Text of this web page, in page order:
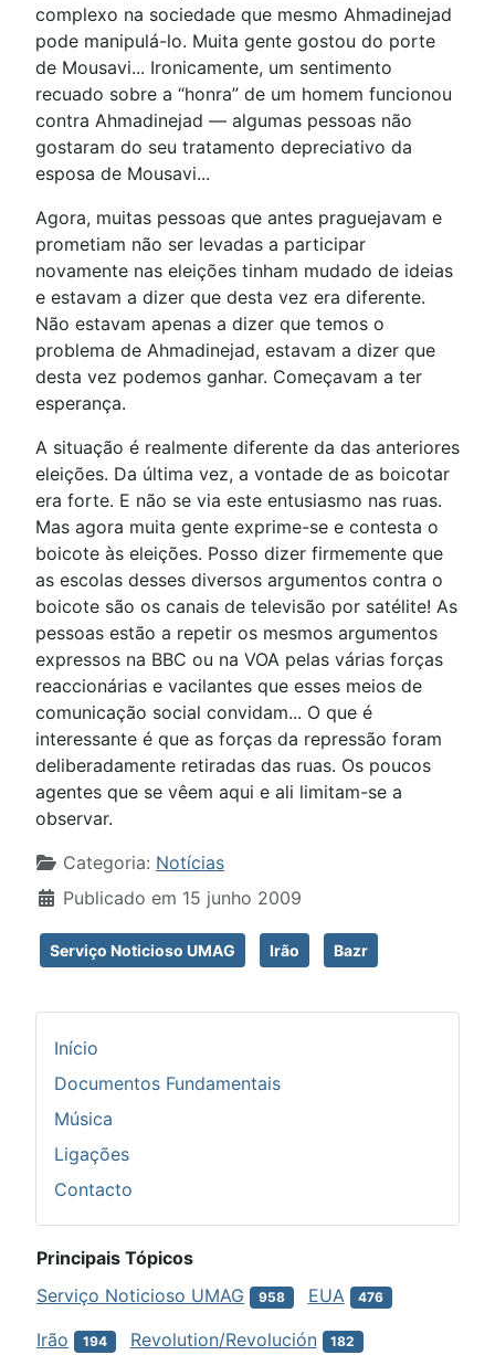
complexo na sociedade que mesmo Ahmadinejad
pode manipulá-lo. Muita gente gostou do porte
de Mousavi... Ironicamente, um sentimento
recuado sobre a “honra” de um homem funcionou
contra Ahmadinejad — algumas pessoas não
gostaram do seu tratamento depreciativo da
esposa de Mousavi...
Agora, muitas pessoas que antes praguejavam e
prometiam não ser levadas a participar
novamente nas eleições tinham mudado de ideias
e estavam a dizer que desta vez era diferente.
Não estavam apenas a dizer que temos o
problema de Ahmadinejad, estavam a dizer que
desta vez podemos ganhar. Começavam a ter
esperança.
A situação é realmente diferente da das anteriores
eleições. Da última vez, a vontade de as boicotar
era forte. E não se via este entusiasmo nas ruas.
Mas agora muita gente exprime-se e contesta o
boicote às eleições. Posso dizer firmemente que
as escolas desses diversos argumentos contra o
boicote são os canais de televisão por satélite! As
pessoas estão a repetir os mesmos argumentos
expressos na BBC ou na VOA pelas várias forças
reaccionárias e vacilantes que esses meios de
comunicação social convidam... O que é
interessante é que as forças da repressão foram
deliberadamente retiradas das ruas. Os poucos
agentes que se vêem aqui e ali limitam-se a
observar.
Detalhes
Categoria: Notícias
Publicado em 15 junho 2009
Serviço Noticioso UMAG Irão Bazr
Início
Documentos Fundamentais
Música
Ligações
Contacto
Principais Tópicos
Serviço Noticioso UMAG
958 EUA 476
Irão 194 Revolution/Revolución 182